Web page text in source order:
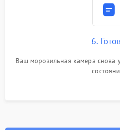
6.
Ваш морозильная камера снова